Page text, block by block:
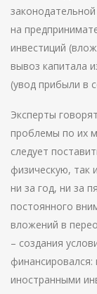
на
инвестиций
вывоз капитала
(увод прибыли в
Эксперты
проблемы по их
следует
физическую, так
ни за год, ни за
постоянного
вложений в
– создания
иностранными